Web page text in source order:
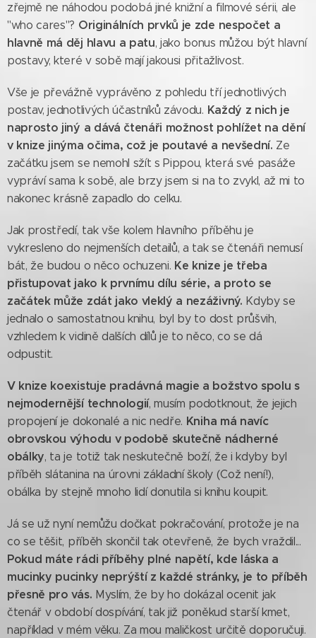
zřejmě ne náhodou podobá jiné knižní a filmové sérii, ale
"who cares"? Originálních prvků je zde nespočet a
hlavně má děj hlavu a patu, jako bonus můžou být hlavní
postavy, které v sobě mají jakousi přitažlivost.
Vše je převážně vyprávěno z pohledu tří jednotlivých
postav, jednotlivých účastníků závodu. Každý z nich je
naprosto jiný a dává čtenáři možnost pohlížet na dění
v knize jinýma očima, což je poutavé a nevšední. Ze
začátku jsem se nemohl sžít s Pippou, která své pasáže
vypráví sama k sobě, ale brzy jsem si na to zvykl, až mi to
nakonec krásně zapadlo do celku.
Jak prostředí, tak vše kolem hlavního příběhu je
vykresleno do nejmenších detailů, a tak se čtenáři nemusí
bát, že budou o něco ochuzeni. Ke knize je třeba
přistupovat jako k prvnímu dílu série, a proto se
začátek může zdát jako vleklý a nezáživný. Kdyby se
jednalo o samostatnou knihu, byl by to dost průšvih,
vzhledem k vidině dalších dílů je to něco, co se dá
odpustit.
V knize koexistuje pradávná magie a božstvo spolu s
nejmodernější technologií, musím podotknout, že jejich
propojení je dokonalé a nic nedře. Kniha má navíc
obrovskou výhodu v podobě skutečně nádherné
obálky, ta je totiž tak neskutečně boží, že i kdyby byl
příběh slátanina na úrovni základní školy (Což není!),
obálka by stejně mnoho lidí donutila si knihu koupit.
Já se už nyní nemůžu dočkat pokračování, protože je na
co se těšit, příběh skončil tak otevřeně, že bych vraždil...
Pokud máte rádi příběhy plné napětí, kde láska a
mucinky pucinky neprýští z každé stránky, je to příběh
přesně pro vás. Myslím, že by ho dokázal ocenit jak
čtenář v období dospívání, tak již poněkud starší kmet,
například v mém věku. Za mou maličkost určitě doporučuji.